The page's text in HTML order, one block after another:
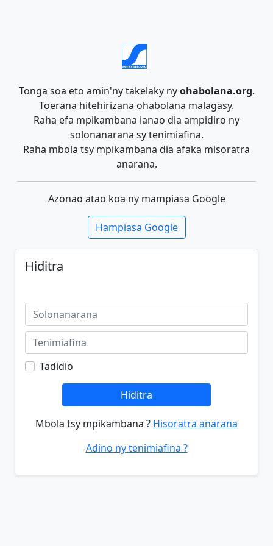
Tonga soa eto amin'ny takelaky nyohabolana.org.
Toerana hitehirizana ohabolana malagasy.
Raha efa mpikambana ianao dia ampidiro ny
solonanarana sy tenimiafina.
Raha mbola tsy mpikambana dia afaka misoratra
anarana.
Azonao atao koa ny mampiasa Google
Hampiasa Google
Hiditra
Tadidio
Hiditra
Mbola tsy mpikambana ? Hisoratra anarana
Adino ny tenimiafina ?